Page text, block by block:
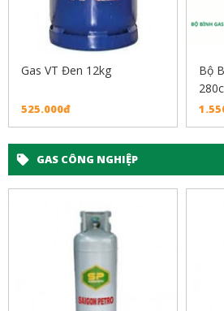
Gas VT Đen 12kg
525.000đ
Bộ
280c
GAS CÔNG NGHIỆP